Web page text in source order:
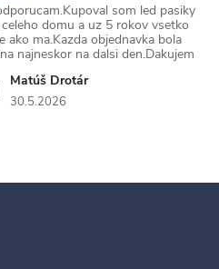
Matúš Drotár
30.5.2026
som led pasiky
domu a uz 5 rokov vsetko
ako ma.Kazda objednavka bola
najneskor na dalsi den.Dakujem